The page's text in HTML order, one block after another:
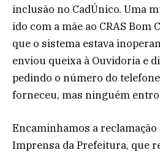
inclusão no CadÚnico. Uma
ido com a mãe ao CRAS Bom
que o sistema estava
enviou queixa à Ouvidoria e
pedindo o número do
forneceu, mas ninguém
Encaminhamos a reclamação
Imprensa da Prefeitura, que